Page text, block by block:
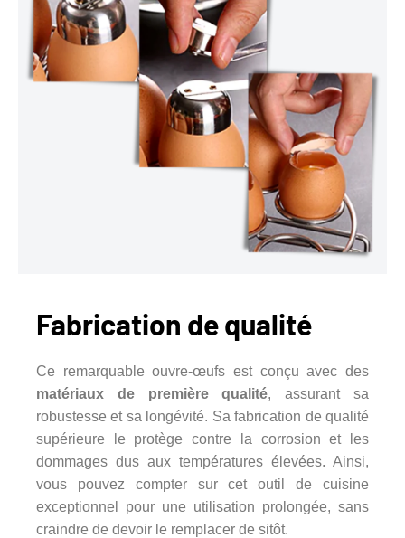
Fabrication de qualité
Ce remarquable ouvre-œufs est conçu avec des
matériaux de première qualité, assurant sa
robustesse et sa longévité. Sa fabrication de qualité
supérieure le protège contre la corrosion et les
dommages dus aux températures élevées. Ainsi,
vous pouvez compter sur cet outil de cuisine
exceptionnel pour une utilisation prolongée, sans
craindre de devoir le remplacer de sitôt.